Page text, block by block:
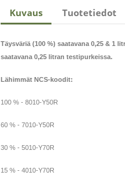
Kuvaus Tuotetiedot
Täysväriä (100 %) saatavana 0,25 & 1
saatavana 0,25 litran testipurkeissa.
Lähimmät NCS-koodit:
100 % - 8010-Y50R
60 % - 7010-Y50R
30 % - 5010-Y70R
15 % - 4010-Y70R